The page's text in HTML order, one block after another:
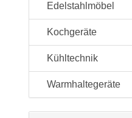
Edelstahlmöbel
Kochgeräte
Kühltechnik
Warmhaltegeräte